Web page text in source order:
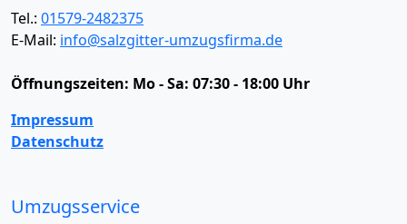
Tel.: 01579-2482375
E-Mail: info@salzgitter-umzugsfirma.de
Öffnungszeiten: Mo - Sa: 07:30 - 18:00 Uhr
Impressum
Datenschutz
Umzugsservice